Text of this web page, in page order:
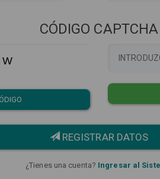
CÓDIGO CAPTCHA
W
REGISTRAR DATOS
¿Tienes una cuenta? Ingresar al